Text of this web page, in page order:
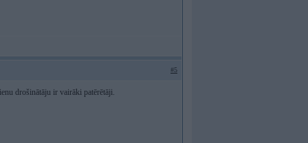
#5
drošinātāju ir vairāki patērētāji.